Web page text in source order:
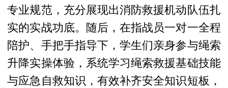
专业规范，充分展现出消防救援机动队伍扎
实的实战功底。随后，在指战员一对一全程
陪护、手把手指导下，学生们亲身参与绳索
升降实操体验，系统学习绳索救援基础技能
与应急自救知识，有效补齐安全知识短板，